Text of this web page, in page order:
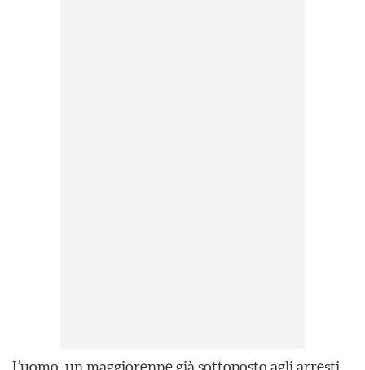
L’uomo, un maggiorenne già sottoposto agli arresti